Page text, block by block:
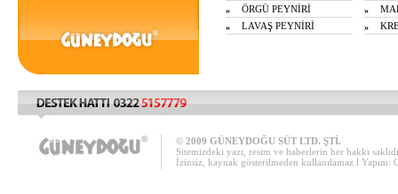
» ÖRGÜ PEYNİRİ
» LAVAŞ PEYNİRİ
»
»
© 2009 GÜNEYDOĞU SÜT LTD. ŞTİ.
Sitemizdeki yazı, resim ve haberlerin her hakkı
İzinsiz, kaynak gösterilmeden kullanılamaz l Yapım: